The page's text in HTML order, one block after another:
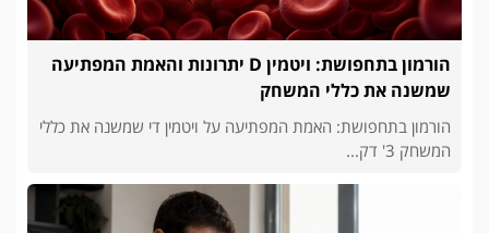
הורמון בתחפושת: ויטמין D יתרונות והאמת המפתיעה
שמשנה את כללי המשחק
הורמון בתחפושת: האמת המפתיעה על ויטמין די שמשנה את כללי
המשחק 3' דק...